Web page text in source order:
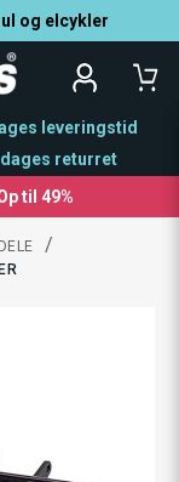
og elcykler
leveringstid
dages returret
til 49%
/